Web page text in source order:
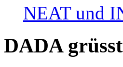
NEAT und
DADA